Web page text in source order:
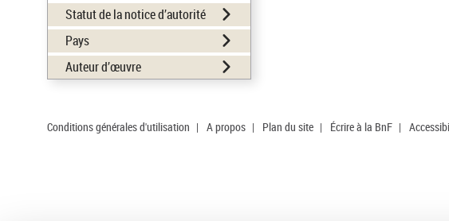
Statut de la notice d’autorité
Pays
Auteur d’œuvre
Conditions générales d'utilisation | A propos | Plan du site | Écrire à la BnF |